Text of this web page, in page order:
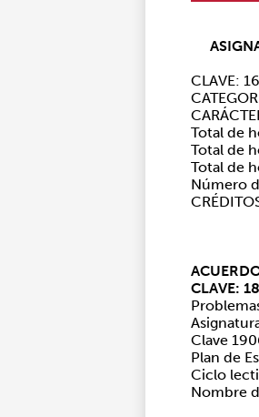
CLAVE:
Total de
Total de
Total de
Número
CLAVE:
Clave
Plan de
Ciclo
Nombre